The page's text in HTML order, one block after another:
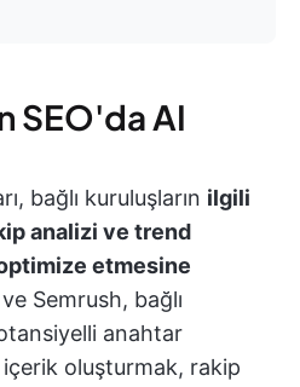
SEO'da AI
bağlı kuruluşların ilgili
analizi ve trend
etmesine
Semrush, bağlı
anahtar
oluşturmak, rakip